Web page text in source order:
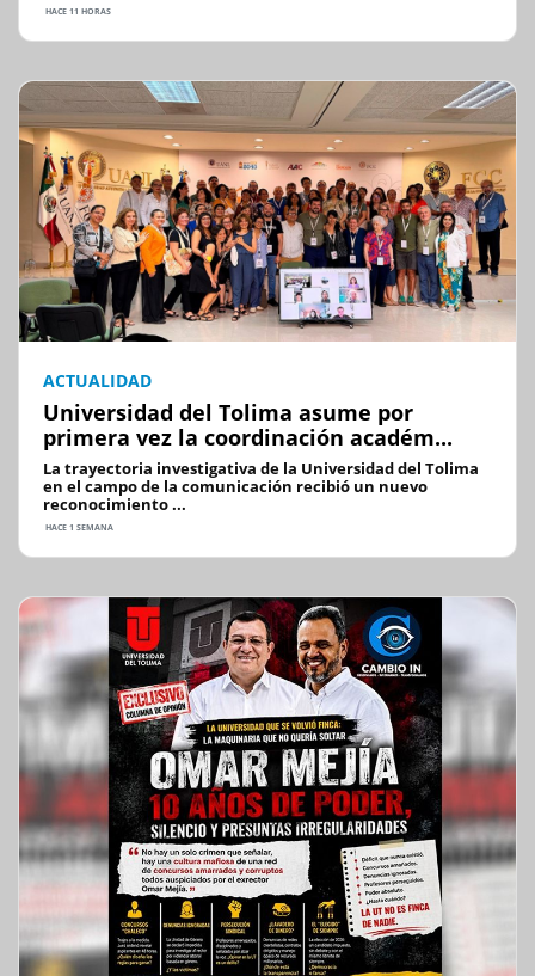
HACE 11 HORAS
ACTUALIDAD
Universidad del Tolima asume por
primera vez la coordinación académ...
La trayectoria investigativa de la Universidad del Tolima
en el campo de la comunicación recibió un nuevo
reconocimiento ...
HACE 1 SEMANA